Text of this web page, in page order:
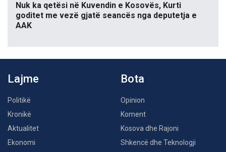
Nuk ka qetësi në Kuvendin e Kosovës, Kurti
goditet me vezë gjatë seancës nga deputetja e
AAK
Lajme
Politikë
Kronikë
Aktualitet
Ekonomi
Bota
Opinion
Koment
Kosova dhe Rajoni
Shkencë dhe Teknologji